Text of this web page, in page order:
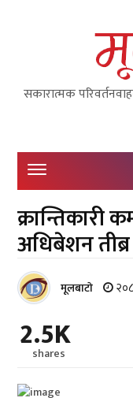
सकारात्मक
क्रान्तिकारी
अधिबेशन तीब्र
मूलबाटाे
2.5K
shares